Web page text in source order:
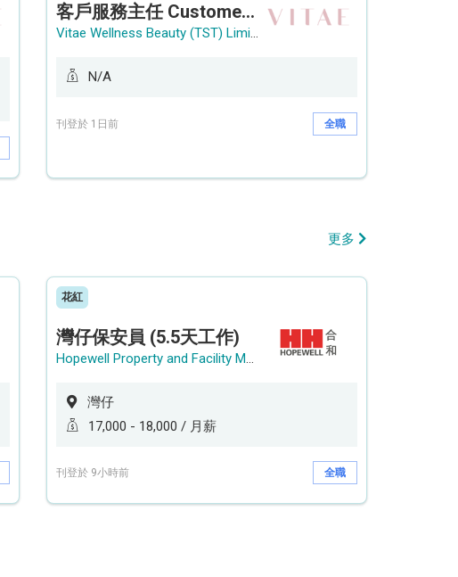
客戶服務主任 Customer Service Officer (銅鑼灣)
Vitae Wellness Beauty (TST) Limited
N/A
刊登於 1日前 全職
更多
花紅
灣仔保安員 (5.5天工作)
Hopewell Property and Facility Management Ltd. 合和物業及設施管理有限公司
灣仔
17,000 - 18,000 / 月薪
刊登於 9小時前 全職